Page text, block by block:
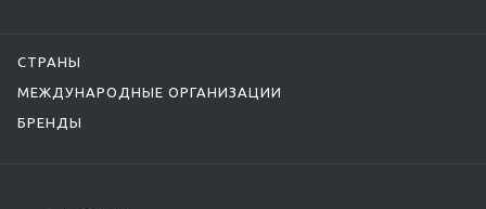
СТРАНЫ
МЕЖДУНАРОДНЫЕ ОРГАНИЗАЦИИ
БРЕНДЫ